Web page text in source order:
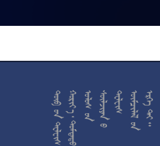










































































































